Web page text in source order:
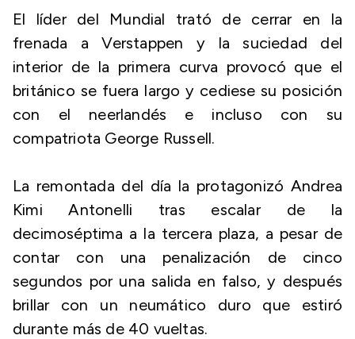
El líder del Mundial trató de cerrar en la
frenada a Verstappen y la suciedad del
interior de la primera curva provocó que el
británico se fuera largo y cediese su posición
con el neerlandés e incluso con su
compatriota George Russell.
La remontada del día la protagonizó Andrea
Kimi Antonelli tras escalar de la
decimoséptima a la tercera plaza, a pesar de
contar con una penalización de cinco
segundos por una salida en falso, y después
brillar con un neumático duro que estiró
durante más de 40 vueltas.